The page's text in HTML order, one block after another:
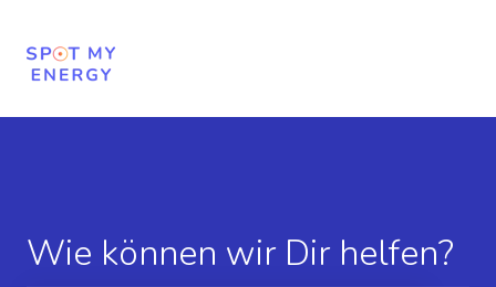
Wie können wir Dir helfen?